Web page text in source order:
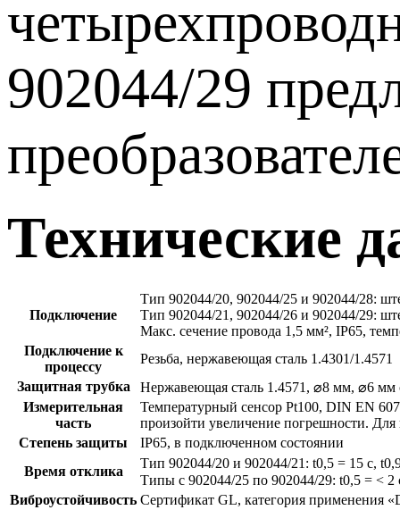
902044/29
Технические
Подключение
Тип 902044/20, 902044/25 и 902044/28:
Тип 902044/21, 902044/26 и 902044/29:
Макс. сечение провода 1,5 мм², IP65,
Подключение к
процессу
Резьба, нержавеющая сталь 1.4301/1.4571
Защитная трубка
Нержавеющая сталь 1.4571, ⌀8 мм, ⌀6 мм
Измерительная
часть
Температурный сенсор Pt100, DIN EN
произойти увеличение погрешности. Для
Степень защиты
IP65, в подключенном состоянии
Время отклика
Тип 902044/20 и 902044/21: t0,5 = 15 с,
Типы с 902044/25 по 902044/29: t0,5 = <
Виброустойчивость Сертификат GL, категория применения